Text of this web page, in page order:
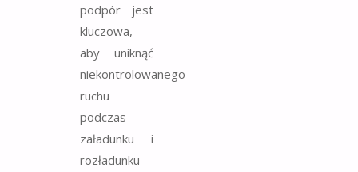
podpór jest
kluczowa,
aby uniknąć
niekontrolowanego
ruchu
podczas
załadunku i
rozładunku